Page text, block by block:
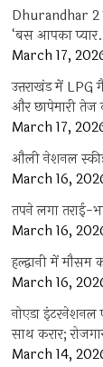
Dhurandhar 2
‘बस आपका
March 17,
उत्तराखंड में LPG
और छापेमारी तेज
March 17,
औली नेशनल
March 16,
तपने लगा तराई-
March 16,
हल्द्वानी में मौसम
March 16,
नोएडा
साथ करार;
March 14,